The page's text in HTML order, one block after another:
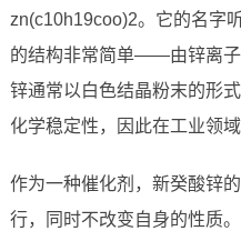
zn(c10h19coo)2。它的名字
的结构非常简单——由锌离
锌通常以白色结晶粉末的形
化学稳定性，因此在工业领
作为一种催化剂，新癸酸锌
行，同时不改变自身的性质